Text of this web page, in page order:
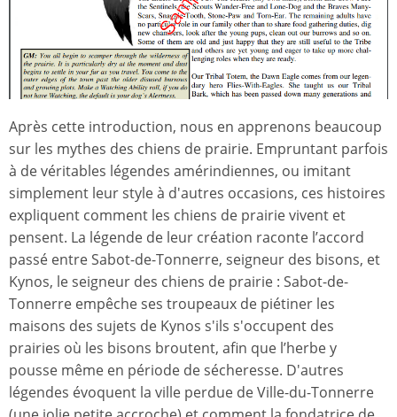
Après cette introduction, nous en apprenons beaucoup
sur les mythes des chiens de prairie. Empruntant parfois
à de véritables légendes amérindiennes, ou imitant
simplement leur style à d'autres occasions, ces histoires
expliquent comment les chiens de prairie vivent et
pensent. La légende de leur création raconte l’accord
passé entre Sabot-de-Tonnerre, seigneur des bisons, et
Kynos, le seigneur des chiens de prairie : Sabot-de-
Tonnerre empêche ses troupeaux de piétiner les
maisons des sujets de Kynos s'ils s'occupent des
prairies où les bisons broutent, afin que l’herbe y
pousse même en période de sécheresse. D'autres
légendes évoquent la ville perdue de Ville-du-Tonnerre